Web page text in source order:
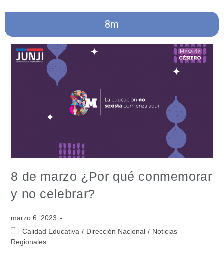
8m
8 de marzo ¿Por qué conmemorar
y no celebrar?
marzo 6, 2023
Calidad Educativa / Dirección Nacional / Noticias
Regionales